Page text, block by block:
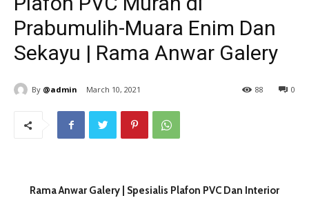
Prabumulih-Muara Enim Dan
Sekayu | Rama Anwar Galery
By @admin March 10, 2021 0
88
Rama Anwar Galery | Spesialis Plafon PVC Dan Interior